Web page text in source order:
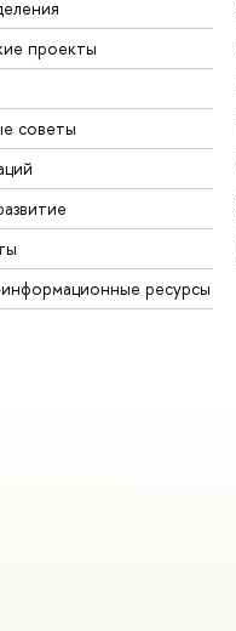
проекты
советы
ресурсы